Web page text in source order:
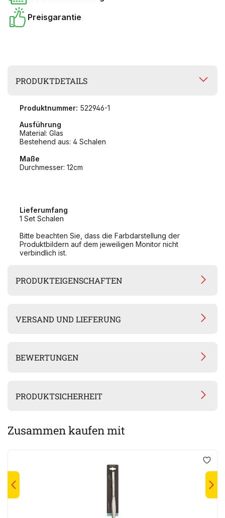
Preisgarantie
PRODUKTDETAILS
Produktnummer: 522946-1
Ausführung
Material: Glas
Bestehend aus: 4 Schalen
Maße
Durchmesser: 12cm
Lieferumfang
1 Set Schalen
Bitte beachten Sie, dass die Farbdarstellung der
Produktbildern auf dem jeweiligen Monitor nicht
verbindlich ist.
PRODUKTEIGENSCHAFTEN
VERSAND UND LIEFERUNG
BEWERTUNGEN
PRODUKTSICHERHEIT
Zusammen kaufen mit